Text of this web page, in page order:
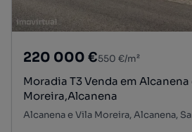
220 000 €550 €/m²
Moradia T3 Venda em Alcanena
Moreira,Alcanena
Alcanena e Vila Moreira, Alcanena,